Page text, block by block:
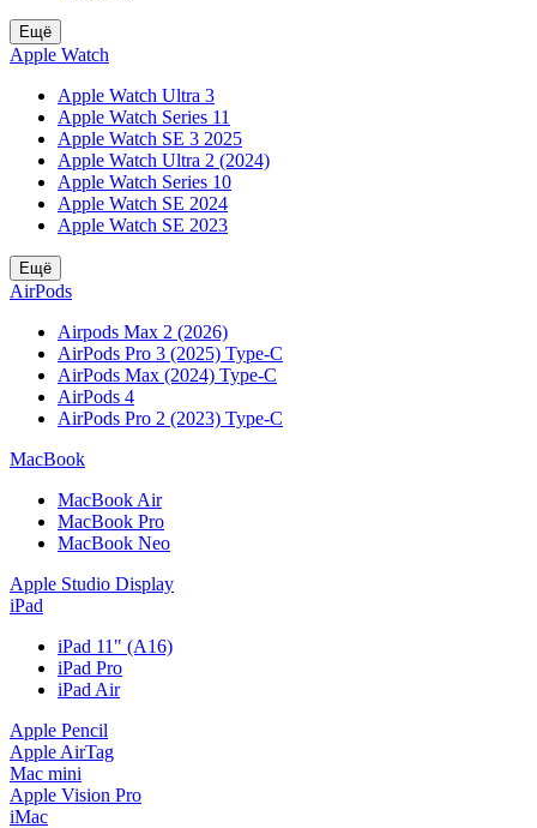
Ещё
Apple Watch
Apple Watch Ultra 3
Apple Watch Series 11
Apple Watch SE 3 2025
Apple Watch Ultra 2 (2024)
Apple Watch Series 10
Apple Watch SE 2024
Apple Watch SE 2023
Ещё
AirPods
Airpods Max 2 (2026)
AirPods Pro 3 (2025) Type-C
AirPods Max (2024) Type-C
AirPods 4
AirPods Pro 2 (2023) Type-C
MacBook
MacBook Air
MacBook Pro
MacBook Neo
Apple Studio Display
iPad
iPad 11" (A16)
iPad Pro
iPad Air
Apple Pencil
Apple AirTag
Mac mini
Apple Vision Pro
iMac